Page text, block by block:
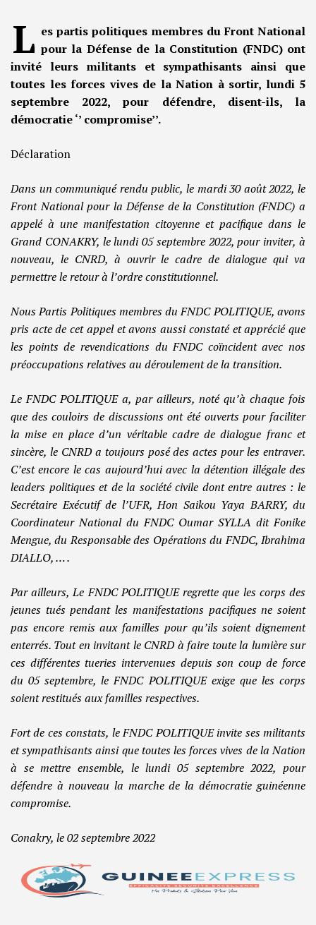
L es partis politiques membres du Front National
pour la Défense de la Constitution (FNDC) ont
invité leurs militants et sympathisants ainsi que
toutes les forces vives de la Nation à sortir, lundi 5
septembre 2022, pour défendre, disent-ils, la
démocratie ‘’ compromise’’.
Déclaration
Dans un communiqué rendu public, le mardi 30 août 2022, le
Front National pour la Défense de la Constitution (FNDC) a
appelé à une manifestation citoyenne et pacifique dans le
Grand CONAKRY, le lundi 05 septembre 2022, pour inviter, à
nouveau, le CNRD, à ouvrir le cadre de dialogue qui va
permettre le retour à l’ordre constitutionnel.
Nous Partis Politiques membres du FNDC POLITIQUE, avons
pris acte de cet appel et avons aussi constaté et apprécié que
les points de revendications du FNDC coïncident avec nos
préoccupations relatives au déroulement de la transition.
Le FNDC POLITIQUE a, par ailleurs, noté qu’à chaque fois
que des couloirs de discussions ont été ouverts pour faciliter
la mise en place d’un véritable cadre de dialogue franc et
sincère, le CNRD a toujours posé des actes pour les entraver.
C’est encore le cas aujourd’hui avec la détention illégale des
leaders politiques et de la société civile dont entre autres : le
Secrétaire Exécutif de l’UFR, Hon Saikou Yaya BARRY, du
Coordinateur National du FNDC Oumar SYLLA dit Fonike
Mengue, du Responsable des Opérations du FNDC, Ibrahima
DIALLO, … .
Par ailleurs, Le FNDC POLITIQUE regrette que les corps des
jeunes tués pendant les manifestations pacifiques ne soient
pas encore remis aux familles pour qu’ils soient dignement
enterrés. Tout en invitant le CNRD à faire toute la lumière sur
ces différentes tueries intervenues depuis son coup de force
du 05 septembre, le FNDC POLITIQUE exige que les corps
soient restitués aux familles respectives.
Fort de ces constats, le FNDC POLITIQUE invite ses militants
et sympathisants ainsi que toutes les forces vives de la Nation
à se mettre ensemble, le lundi 05 septembre 2022, pour
défendre à nouveau la marche de la démocratie guinéenne
compromise.
Conakry, le 02 septembre 2022